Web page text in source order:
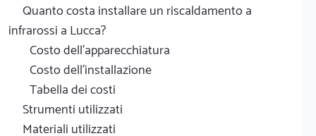
Quanto costa installare un riscaldamento a
infrarossi a Lucca?
Costo dell'apparecchiatura
Costo dell'installazione
Tabella dei costi
Strumenti utilizzati
Materiali utilizzati